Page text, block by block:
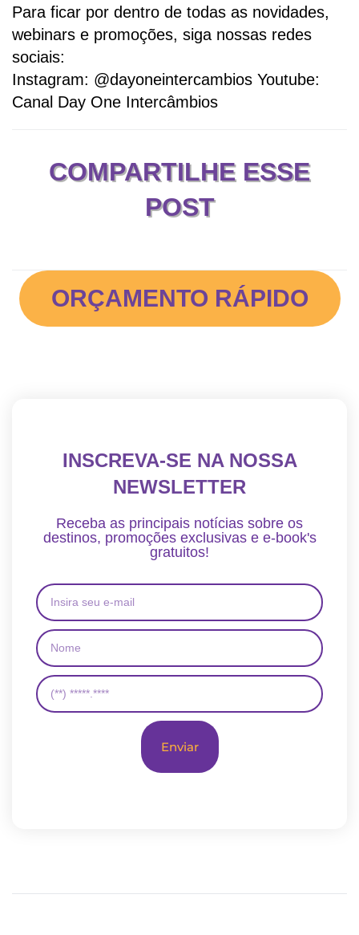
Para ficar por dentro de todas as novidades,
webinars e promoções, siga nossas redes
sociais:
Instagram: @dayoneintercambios Youtube:
Canal Day One Intercâmbios
COMPARTILHE ESSE
POST
ORÇAMENTO RÁPIDO
INSCREVA-SE NA NOSSA
NEWSLETTER
Receba as principais notícias sobre os
destinos, promoções exclusivas e e-book's
gratuitos!
Enviar